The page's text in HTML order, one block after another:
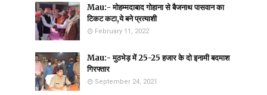
Mau:- मोहम्मदाबाद गोहाना से बैजनाथ पासवान का
टिकट कटा,ये बने प्रत्याशी
February 11, 2022
Mau:- मुठभेड़ में 25-25 हजार के दो इनामी बदमाश
गिरफ्तार
September 24, 2021